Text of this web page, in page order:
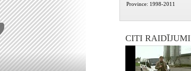
Province: 1998-2011
CITI